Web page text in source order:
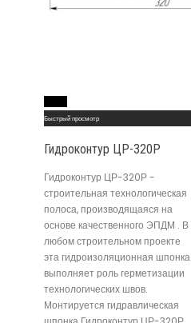
Быстрый просмотр
Гидроконтур ЦР-320Р
Гидроконтур ЦР-320Р -
строительная технологическая
полоса, производящаяся на
основе качественного ЭПДМ . В
любом строительном проекте
эта гидроизоляционная шпонка
выполняет роль герметизации
технологических швов.
Монтируется гидравлическая